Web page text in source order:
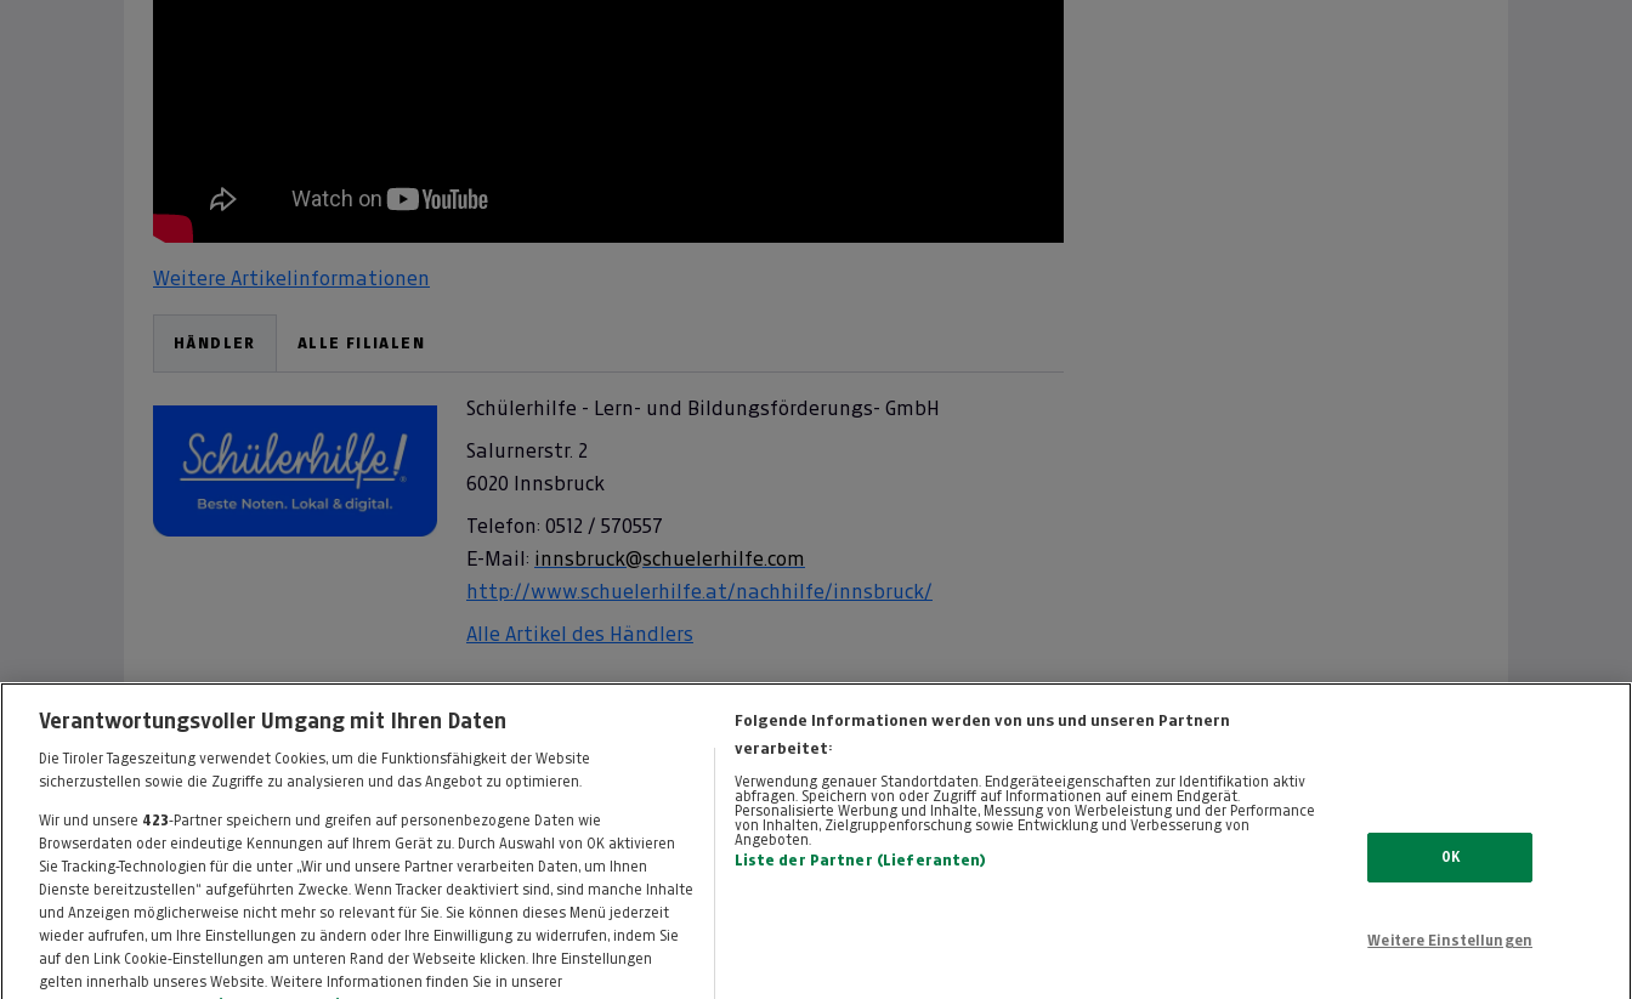
Weitere Artikelinformationen
HÄNDLER ALLE FILIALEN
Schülerhilfe - Lern- und Bildungsförderungs- GmbH
Salurnerstr. 2
6020 Innsbruck
Telefon: 0512 / 570557
E-Mail: innsbruck@schuelerhilfe.com
http://www.schuelerhilfe.at/nachhilfe/innsbruck/
Alle Artikel des Händlers
FAQ HILFE IMPRESSUM AGB KONTAKT DATENSCHUTZ
Cookie-Einstellungen
Verantwortungsvoller Umgang mit Ihren Daten
Die Tiroler Tageszeitung verwendet Cookies, um die Funktionsfähigkeit der Website
sicherzustellen sowie die Zugriffe zu analysieren und das Angebot zu optimieren.
Wir und unsere 423-Partner speichern und greifen auf personenbezogene Daten wie
Browserdaten oder eindeutige Kennungen auf Ihrem Gerät zu. Durch Auswahl von OK aktivieren
Sie Tracking-Technologien für die unter „Wir und unsere Partner verarbeiten Daten, um Ihnen
Dienste bereitzustellen“ aufgeführten Zwecke. Wenn Tracker deaktiviert sind, sind manche Inhalte
und Anzeigen möglicherweise nicht mehr so relevant für Sie. Sie können dieses Menü jederzeit
wieder aufrufen, um Ihre Einstellungen zu ändern oder Ihre Einwilligung zu widerrufen, indem Sie
auf den Link Cookie-Einstellungen am unteren Rand der Webseite klicken. Ihre Einstellungen
gelten innerhalb unseres Website. Weitere Informationen finden Sie in unserer
Folgende Informationen werden von uns und unseren Partnern
verarbeitet:
Verwendung genauer Standortdaten. Endgeräteeigenschaften zur Identifikation aktiv
abfragen. Speichern von oder Zugriff auf Informationen auf einem Endgerät.
Personalisierte Werbung und Inhalte, Messung von Werbeleistung und der Performance
von Inhalten, Zielgruppenforschung sowie Entwicklung und Verbesserung von
Angeboten.
Liste der Partner (Lieferanten)
OK
Weitere Einstellungen